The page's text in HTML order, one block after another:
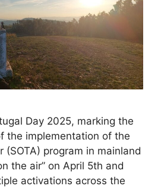
Day 2025, marking the
the implementation of the
(SOTA) program in mainland
the air” on April 5th and
activations across the